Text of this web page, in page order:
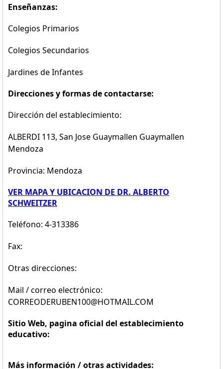
Enseñanzas:
Colegios Primarios
Colegios Secundarios
Jardines de Infantes
Direcciones y formas de contactarse:
Dirección del establecimiento:
ALBERDI 113, San Jose Guaymallen Guaymallen
Mendoza
Provincia: Mendoza
VER MAPA Y UBICACION DE DR. ALBERTO
SCHWEITZER
Teléfono: 4-313386
Fax:
Otras direcciones:
Mail / correo electrónico:
CORREODERUBEN100@HOTMAIL.COM
Sitio Web, pagina oficial del establecimiento
educativo:
Más información / otras actividades: